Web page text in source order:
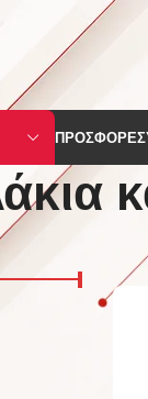
ΠΡΟΣΦΟΡΕΣ